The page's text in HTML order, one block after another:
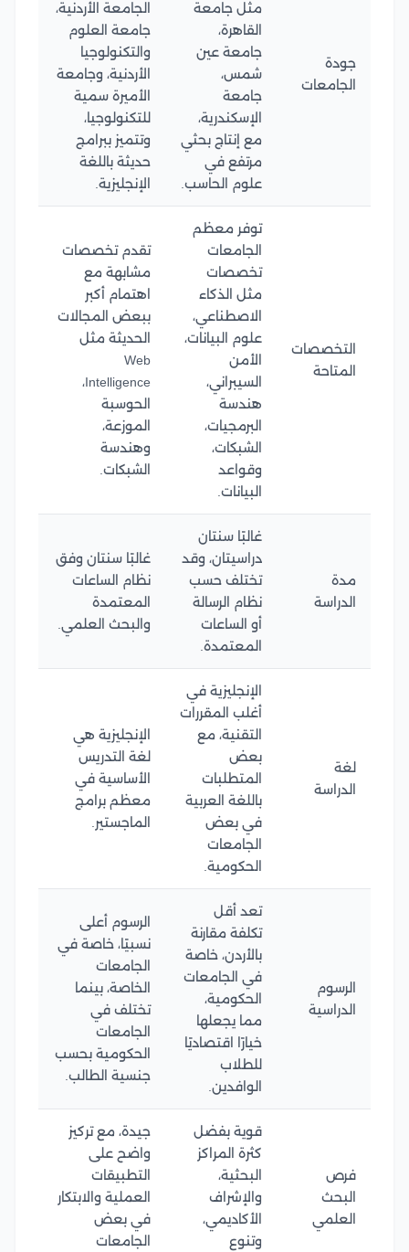
جودة
الجامعات
مثل جامعة
القاهرة،
جامعة عين
شمس،
جامعة
الإسكندرية،
مع إنتاج بحثي
مرتفع في
علوم الحاسب.
الجامعة الأردنية،
جامعة العلوم
والتكنولوجيا
الأردنية، وجامعة
الأميرة سمية
للتكنولوجيا،
وتتميز ببرامج
حديثة باللغة
الإنجليزية.
التخصصات
المتاحة
توفر معظم
الجامعات
تخصصات
مثل الذكاء
الاصطناعي،
علوم البيانات،
الأمن
السيبراني،
هندسة
البرمجيات،
الشبكات،
وقواعد
البيانات.
تقدم تخصصات
مشابهة مع
اهتمام أكبر
ببعض المجالات
الحديثة مثل
Web
Intelligence،
الحوسبة
الموزعة،
وهندسة
الشبكات.
مدة
الدراسة
غالبًا سنتان
دراسيتان، وقد
تختلف حسب
نظام الرسالة
أو الساعات
المعتمدة.
غالبًا سنتان وفق
نظام الساعات
المعتمدة
والبحث العلمي.
لغة
الدراسة
الإنجليزية في
أغلب المقررات
التقنية، مع
بعض
المتطلبات
باللغة العربية
في بعض
الجامعات
الحكومية.
الإنجليزية هي
لغة التدريس
الأساسية في
معظم برامج
الماجستير.
الرسوم
الدراسية
تعد أقل
تكلفة مقارنة
بالأردن، خاصة
في الجامعات
الحكومية،
مما يجعلها
خيارًا اقتصاديًا
للطلاب
الوافدين.
الرسوم أعلى
نسبيًا، خاصة في
الجامعات
الخاصة، بينما
تختلف في
الجامعات
الحكومية بحسب
جنسية الطالب.
فرص
البحث
العلمي
قوية بفضل
كثرة المراكز
البحثية،
والإشراف
الأكاديمي،
وتنوع
جيدة، مع تركيز
واضح على
التطبيقات
العملية والابتكار
في بعض
الجامعات